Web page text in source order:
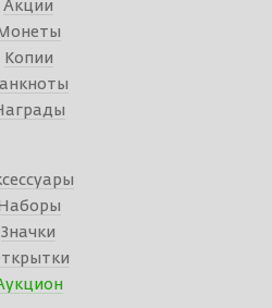
Акции
Монеты
Копии
Наборы
Значки